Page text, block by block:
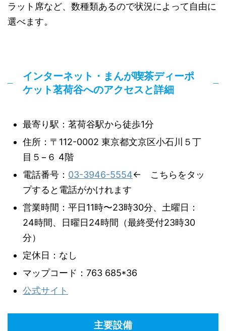
ラット席など、数種類あるので状況によって自由に
選べます。
インターネット・まんが喫茶ディーポ
ケット茗荷谷へのアクセスと詳細
最寄り駅：茗荷谷駅から徒歩1分
住所：〒112-0002 東京都文京区小石川５丁
目５−６ 4階
電話番号： 03-3946-5554← こちらをタッ
プすると電話がかけれます
営業時間：平日11時〜23時30分、土曜日：
24時間、日曜日24時間（最終受付23時30
分）
定休日：なし
マップコード：763 685*36
公式サイト
主要設備